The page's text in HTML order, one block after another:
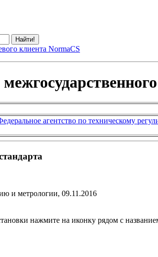
клиента NormaCS
агентство по техническому
и метрологии, 09.11.2016
нажмите на иконку рядом с